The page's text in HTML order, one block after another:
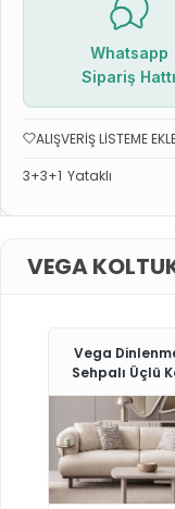
Whatsapp
Sipariş Hattı
ALIŞVERIŞ LISTEME
3+3+1 Yataklı
VEGA
Vega
Sehpalı Üçlü